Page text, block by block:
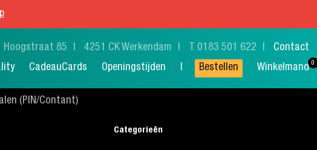
Hoogstraat 85 4251 CK Werkendam T 0183 501 622
Contact
CadeauCards Openingstijden Bestellen Winkelmand
(PIN/Contant)
Categorieën